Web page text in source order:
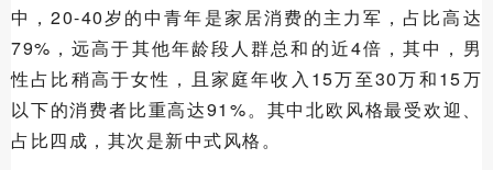
中，20-40岁的中青年是家居消费的主力军，占比高达
79%，远高于其他年龄段人群总和的近4倍，其中，男
性占比稍高于女性，且家庭年收入15万至30万和15万
以下的消费者比重高达91%。其中北欧风格最受欢迎、
占比四成，其次是新中式风格。